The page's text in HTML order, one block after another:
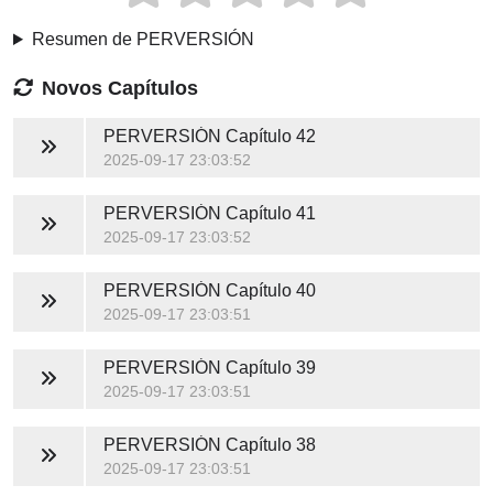
Resumen de PERVERSIÓN
Novos Capítulos
PERVERSIÓN Capítulo 42
2025-09-17 23:03:52
PERVERSIÓN Capítulo 41
2025-09-17 23:03:52
PERVERSIÓN Capítulo 40
2025-09-17 23:03:51
PERVERSIÓN Capítulo 39
2025-09-17 23:03:51
PERVERSIÓN Capítulo 38
2025-09-17 23:03:51